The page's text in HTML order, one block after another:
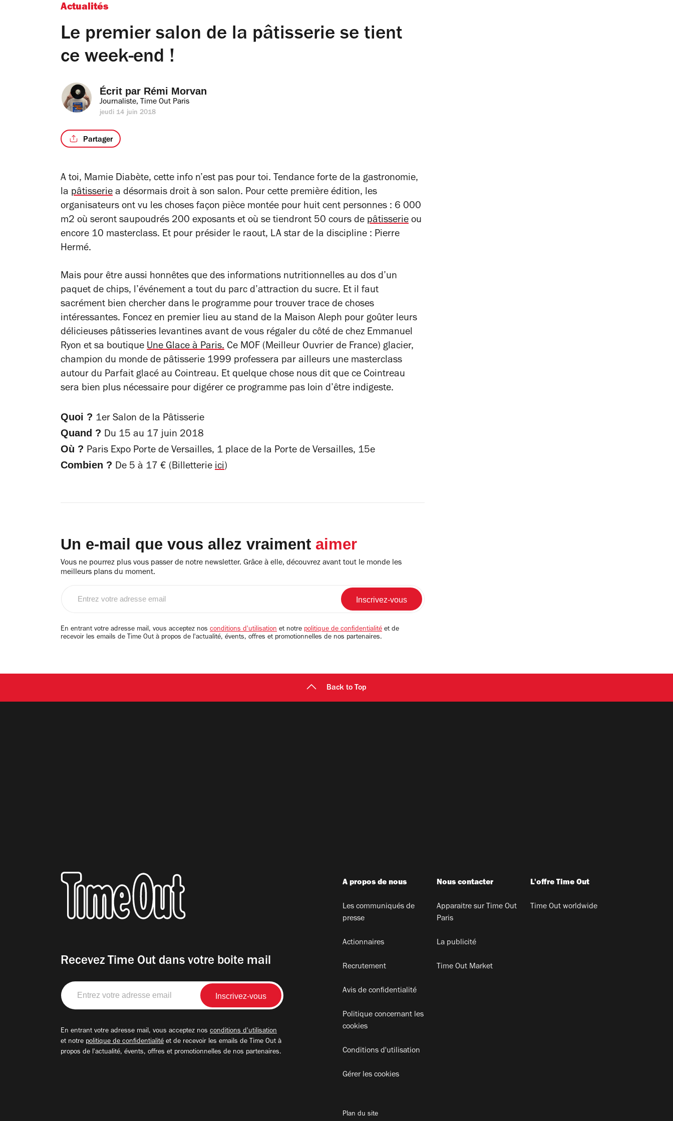
Actualités
Le premier salon de la pâtisserie se tient
ce week-end !
Écrit par Rémi Morvan
Journaliste, Time Out Paris
jeudi 14 juin 2018
Partager
A toi, Mamie Diabète, cette info n’est pas pour toi. Tendance forte de la gastronomie,
la pâtisserie a désormais droit à son salon. Pour cette première édition, les
organisateurs ont vu les choses façon pièce montée pour huit cent personnes : 6 000
m2 où seront saupoudrés 200 exposants et où se tiendront 50 cours de pâtisserie ou
encore 10 masterclass. Et pour présider le raout, LA star de la discipline : Pierre
Hermé.
Mais pour être aussi honnêtes que des informations nutritionnelles au dos d’un
paquet de chips, l’événement a tout du parc d’attraction du sucre. Et il faut
sacrément bien chercher dans le programme pour trouver trace de choses
intéressantes. Foncez en premier lieu au stand de la Maison Aleph pour goûter leurs
délicieuses pâtisseries levantines avant de vous régaler du côté de chez Emmanuel
Ryon et sa boutique Une Glace à Paris. Ce MOF (Meilleur Ouvrier de France) glacier,
champion du monde de pâtisserie 1999 professera par ailleurs une masterclass
autour du Parfait glacé au Cointreau. Et quelque chose nous dit que ce Cointreau
sera bien plus nécessaire pour digérer ce programme pas loin d’être indigeste.
Quoi ? 1er Salon de la Pâtisserie
Quand ? Du 15 au 17 juin 2018
Où ? Paris Expo Porte de Versailles, 1 place de la Porte de Versailles, 15e
Combien ? De 5 à 17 € (Billetterie ici)
Un e-mail que vous allez vraiment aimer
Vous ne pourrez plus vous passer de notre newsletter. Grâce à elle, découvrez avant tout le monde les
meilleurs plans du moment.
email
En entrant votre adresse mail, vous acceptez nos conditions d'utilisation et notre politique de confidentialité et de
recevoir les emails de Time Out à propos de l'actualité, évents, offres et promotionnelles de nos partenaires.
Back to Top
Recevez Time Out dans votre boite mail
Entrez
votre
adresse
En entrant votre adresse mail, vous acceptez nos conditions d'utilisation
et notre politique de confidentialité et de recevoir les emails de Time Out à
propos de l'actualité, évents, offres et promotionnelles de nos partenaires.
A propos de nous
Les communiqués de
presse
Actionnaires
Recrutement
Avis de confidentialité
Politique concernant les
cookies
Conditions d'utilisation
Gérer les cookies
Nous contacter
Apparaitre sur Time Out
Paris
La publicité
Time Out Market
L'offre Time Out
Time Out worldwide
Plan du site